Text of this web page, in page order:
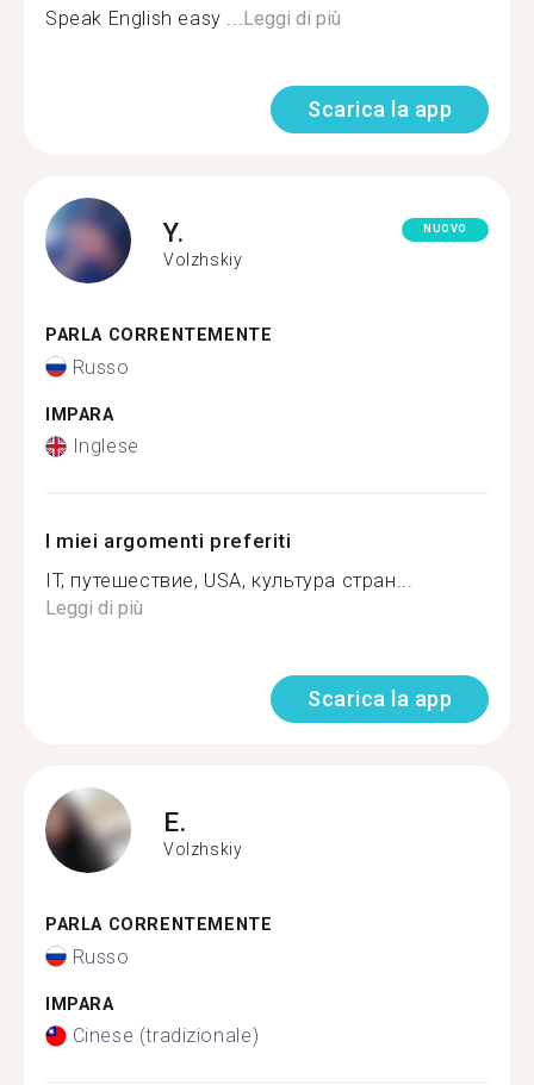
Speak English easy ...Leggi di più
Scarica la app
Y.
Volzhskiy
NUOVO
PARLA CORRENTEMENTE
Russo
IMPARA
Inglese
I miei argomenti preferiti
IT, путешествие, USA, культура стран...
Leggi di più
Scarica la app
E.
Volzhskiy
PARLA CORRENTEMENTE
Russo
IMPARA
Cinese (tradizionale)